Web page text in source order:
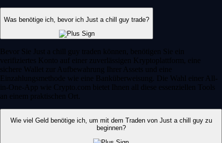
Was benötige ich, bevor ich Just a chill guy trade?
Bevor Sie Just a chill guy traden können, benötigen Sie ein
verifiziertes Konto auf einer zuverlässigen Kryptoplattform, eine
sichere Wallet zur Aufbewahrung Ihrer Assets und eine
Einzahlungsmethode wie eine Banküberweisung. Die Wahl einer All-
in-One-App wie Crypto.com bietet Ihnen all diese essenziellen Tools
an einem praktischen Ort.
Wie viel Geld benötige ich, um mit dem Traden von Just a chill guy zu
beginnen?